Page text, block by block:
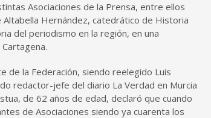
Asociaciones de la Prensa, entre ellos
Hernández, catedrático de Historia
del periodismo en la región, en una
de la Federación, siendo reelegido Luis
redactor-jefe del diario La Verdad en Murcia
de 62 años de edad, declaró que cuando
de Asociaciones siendo ya cuarenta los